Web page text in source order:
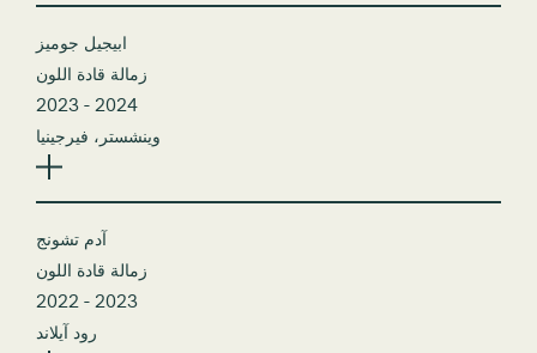
ابيجيل جوميز
زمالة قادة اللون
2023 - 2024
وينشستر، فيرجينيا
آدم تشونج
زمالة قادة اللون
2022 - 2023
رود آيلاند